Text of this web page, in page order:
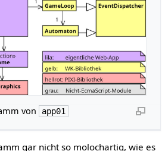
von app01
gar nicht so molochartig, wie es